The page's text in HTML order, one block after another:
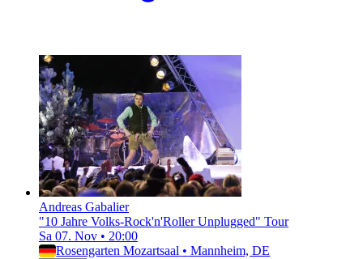
Andreas Gabalier
"10 Jahre Volks-Rock'n'Roller Unplugged" Tour
Sa 07. Nov • 20:00
Rosengarten Mozartsaal • Mannheim, DE